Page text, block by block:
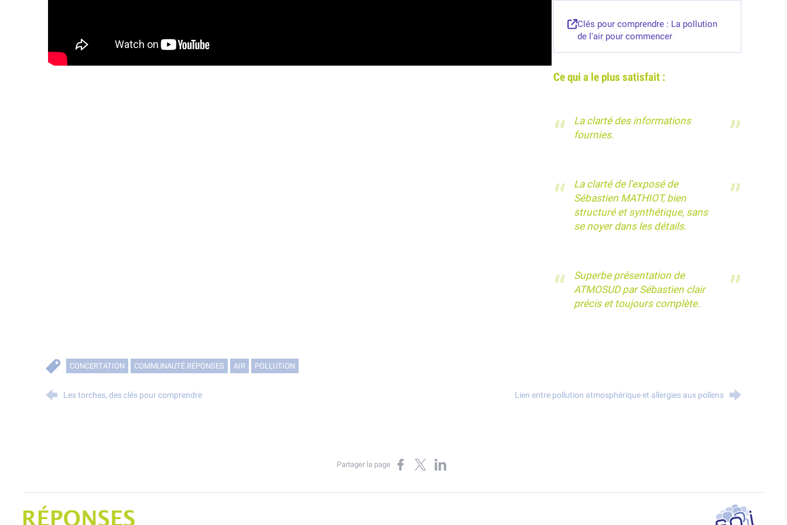
Clés pour comprendre : La pollution
de l'air pour commencer
Ce qui a le plus satisfait :
La clarté des informations
fournies.
La clarté de l'exposé de
Sébastien MATHIOT, bien
structuré et synthétique, sans
se noyer dans les détails.
Superbe présentation de
ATMOSUD par Sébastien clair
précis et toujours complète.
CONCERTATION COMMUNAUTÉ RÉPONSES AIR POLLUTION
Les torches, des clés pour comprendre Lien entre pollution atmosphérique et allergies aux pollens
Partager la page Partager sur Facebook
Partager sur XPartager sur LinkedIn
Projet Réponses - Réduire les POllutioNs en Santé Environnement SPPPI PACA